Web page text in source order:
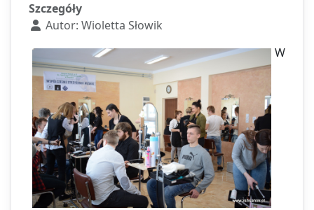
Szczegóły
Autor: Wioletta Słowik
W